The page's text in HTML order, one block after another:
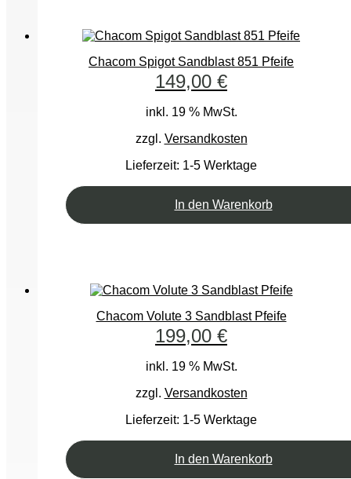
Chacom Spigot Sandblast 851 Pfeife
149,00 €
inkl. 19 % MwSt.
zzgl. Versandkosten
Lieferzeit: 1-5 Werktage
In den Warenkorb
Chacom Volute 3 Sandblast Pfeife
199,00 €
inkl. 19 % MwSt.
zzgl. Versandkosten
Lieferzeit: 1-5 Werktage
In den Warenkorb